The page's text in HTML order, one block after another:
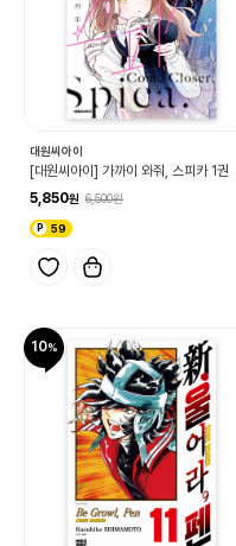
대원씨아이
[대원씨아이] 가까이 와줘, 스피카 1권
5,850
6,500
59
10